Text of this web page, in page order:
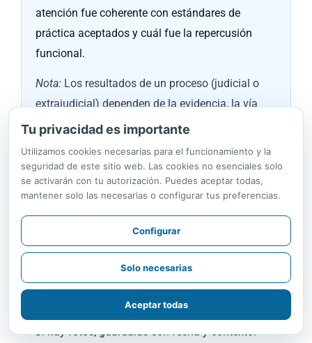
Tu privacidad es importante
Utilizamos cookies necesarias para el funcionamiento y la
seguridad de este sitio web. Las cookies no esenciales solo
se activarán con tu autorización. Puedes aceptar todas,
mantener solo las necesarias o configurar tus preferencias.
Configurar
Solo necesarias
Aceptar todas
atención fue coherente con estándares de
práctica aceptados y cuál fue la repercusión
funcional.
Nota: Los resultados de un proceso (judicial o
extrajudicial) dependen de la evidencia, la vía
jurídica y la decisión de la autoridad competente.
Lecciones prácticas (sin promesas)
Actúa con orden y a tiempo: mientras más pronto
organices la documentación, más fácil es
reconstruir la línea de tiempo clínica.
Conserva soportes:historia clínica completa,
exámenes, incapacidades y evolución terapéutica.
Si hay fotos, guárdalas con fecha y contexto.